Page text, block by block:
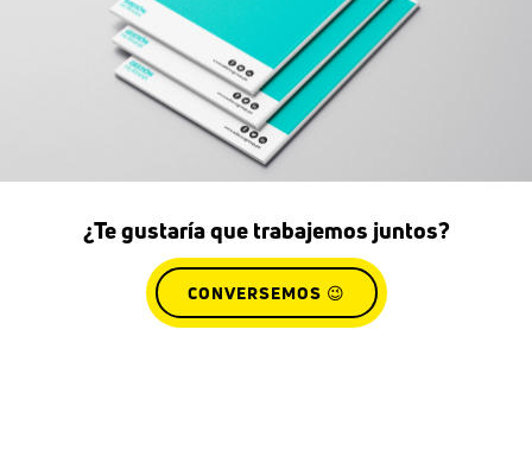
¿Te gustaría que trabajemos juntos?
CONVERSEMOS 😉